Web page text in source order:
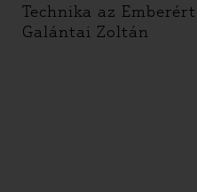
Technika az
Galántai Zoltán